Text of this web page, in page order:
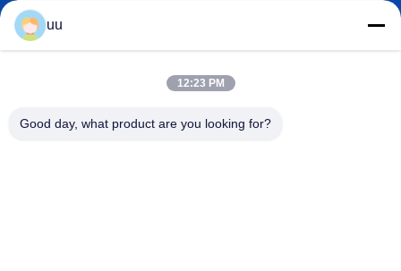
Surel
uu
12:23 PM
Good day, what product are you looking for?